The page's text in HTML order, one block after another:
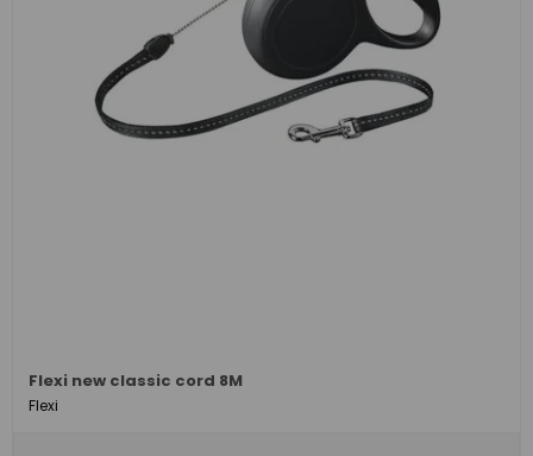
Flexi new classic cord 8M
Flexi